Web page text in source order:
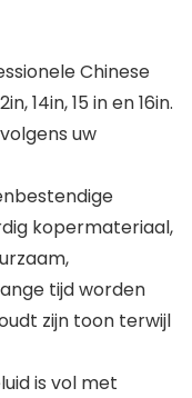
Chinese
14in, 15 in en 16in.
uw
kopermateriaal,
tijd worden
zijn toon terwijl
is vol met